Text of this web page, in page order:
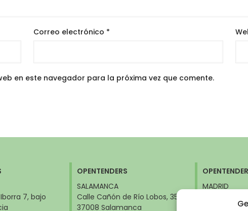
Correo electrónico *
en este navegador para la próxima vez que comente.
7, bajo
OPENTENDERS
SALAMANCA
Calle Cañón de Río Lobos, 35
37008 Salamanca
MADRID
28020